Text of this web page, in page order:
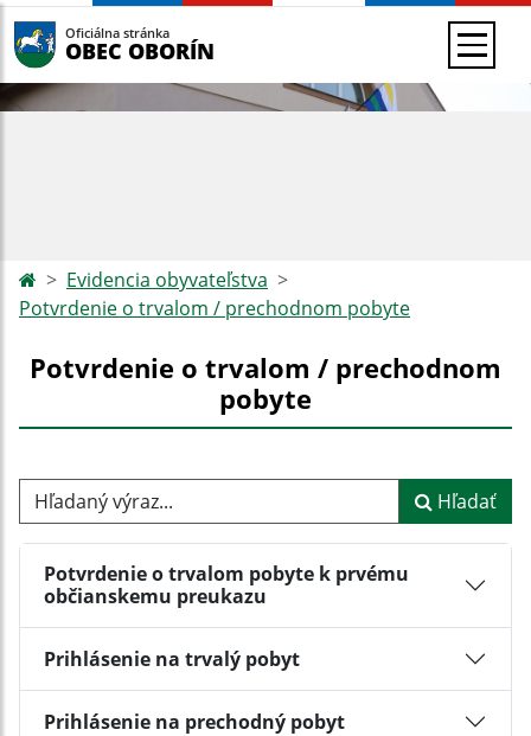
Oficiálna stránka
OBEC OBORÍN
Evidencia obyvateľstva
Potvrdenie o trvalom / prechodnom pobyte
Potvrdenie o trvalom / prechodnom
pobyte
Hľadaný výraz... Hľadať
Potvrdenie o trvalom pobyte k prvému
občianskemu preukazu
Prihlásenie na trvalý pobyt
Prihlásenie na prechodný pobyt